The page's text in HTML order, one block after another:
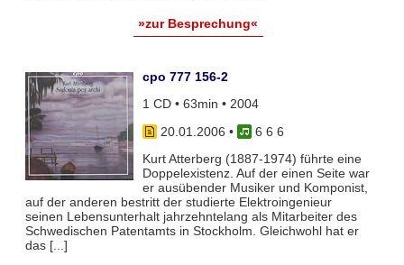
»zur Besprechung«
cpo 777 156-2
1 CD • 63min • 2004
20.01.2006 •
6 6 6
Kurt Atterberg (1887-1974) führte eine
Doppelexistenz. Auf der einen Seite war
er ausübender Musiker und Komponist,
auf der anderen bestritt der studierte Elektroingenieur
seinen Lebensunterhalt jahrzehntelang als Mitarbeiter des
Schwedischen Patentamts in Stockholm. Gleichwohl hat er
das [...]